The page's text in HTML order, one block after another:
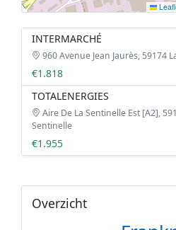
INTERMARCHÉ
960 Avenue Jean Jaurès, 59174
€1.818
TOTALENERGIES
Aire De La Sentinelle Est [A2],
Sentinelle
€1.955
Overzicht